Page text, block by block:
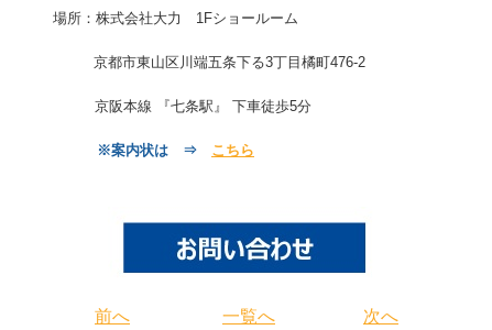
力 1Fショールーム
五条下る3丁目橘町476-2
駅』 下車徒歩5分
は ⇒ こちら
前へ 一覧へ 次へ